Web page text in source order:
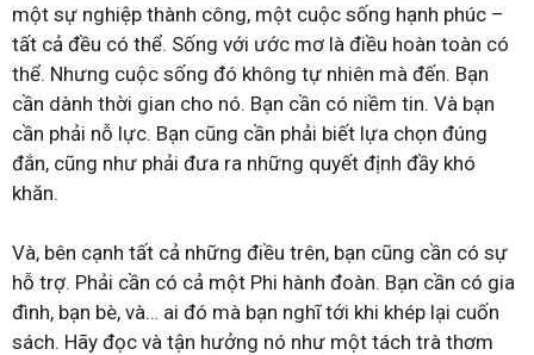
một sự nghiệp thành công, một cuộc sống hạnh phúc –
tất cả đều có thể. Sống với ước mơ là điều hoàn toàn có
thể. Nhưng cuộc sống đó không tự nhiên mà đến. Bạn
cần dành thời gian cho nó. Bạn cần có niềm tin. Và bạn
cần phải nỗ lực. Bạn cũng cần phải biết lựa chọn đúng
đắn, cũng như phải đưa ra những quyết định đầy khó
khăn.
Và, bên cạnh tất cả những điều trên, bạn cũng cần có sự
hỗ trợ. Phải cần có cả một Phi hành đoàn. Bạn cần có gia
đình, bạn bè, và… ai đó mà bạn nghĩ tới khi khép lại cuốn
sách. Hãy đọc và tận hưởng nó như một tách trà thơm